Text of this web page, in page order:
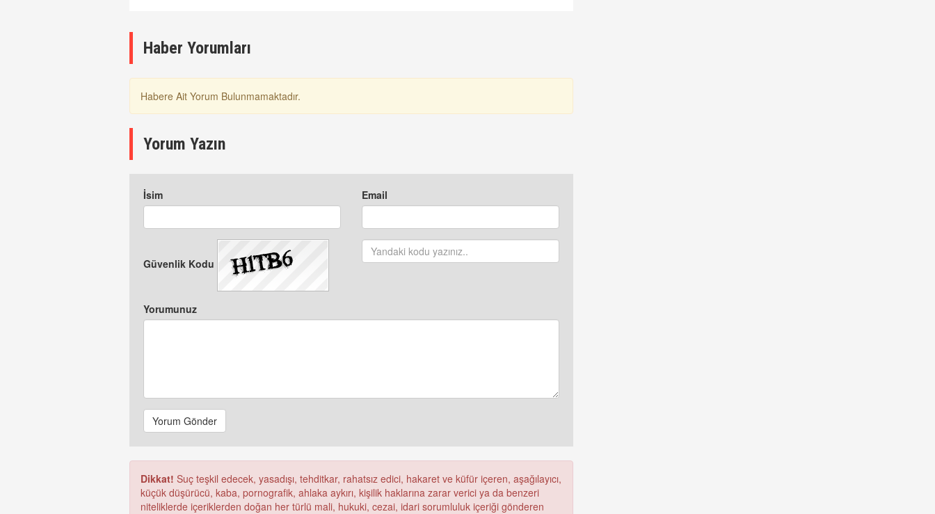
Haber Yorumları
Habere Ait Yorum Bulunmamaktadır.
Yorum Yazın
İsim Email
Güvenlik Kodu
Yorumunuz
Yorum Gönder
Dikkat! Suç teşkil edecek, yasadışı, tehditkar, rahatsız edici, hakaret ve küfür içeren, aşağılayıcı,
küçük düşürücü, kaba, pornografik, ahlaka aykırı, kişilik haklarına zarar verici ya da benzeri
niteliklerde içeriklerden doğan her türlü mali, hukuki, cezai, idari sorumluluk içeriği gönderen